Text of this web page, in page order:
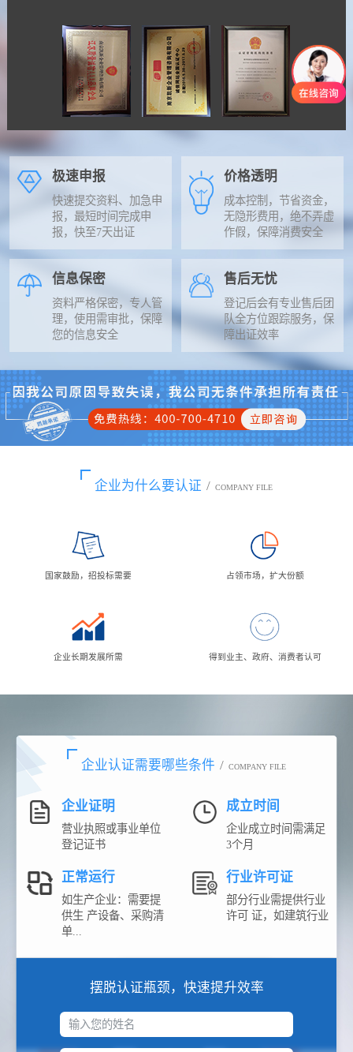
极速申报
快速提交资料、加急申
报，最短时间完成申
报，快至7天出证
价格透明
成本控制，节省资金，
无隐形费用，绝不弄虚
作假，保障消费安全
信息保密
资料严格保密，专人管
理，使用需审批，保障
您的信息安全
售后无忧
登记后会有专业售后团
队全方位跟踪服务，保
障出证效率
企业为什么要认证 / COMPANY FILE
国家鼓励，招投标需要 占领市场，扩大份额
企业长期发展所需 得到业主、政府、消费者认可
企业认证需要哪些条件 / COMPANY FILE
企业证明
营业执照或事业单位
登记证书
成立时间
企业成立时间需满足
3个月
正常运行
如生产企业：需要提
供生 产设备、采购清
单...
行业许可证
部分行业需提供行业
许可 证，如建筑行业
摆脱认证瓶颈，快速提升效率
输入您的姓名